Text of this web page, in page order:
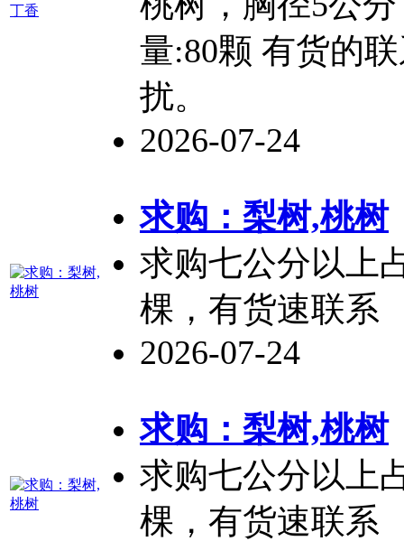
量:80颗 有货的
扰。
2026-07-24
求购：梨树,桃树
求购七公分以上
棵，有货速联系
2026-07-24
求购：梨树,桃树
求购七公分以上
棵，有货速联系